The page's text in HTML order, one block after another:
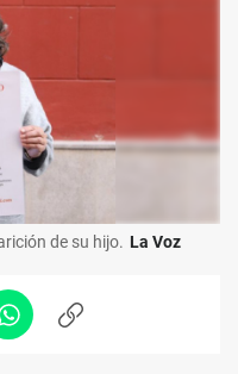
de su hijo. La Voz
WhatsappCopiar